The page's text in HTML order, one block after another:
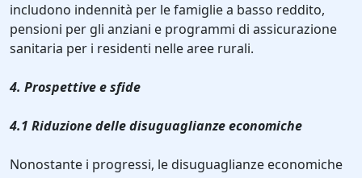
includono indennità per le famiglie a basso reddito,
pensioni per gli anziani e programmi di assicurazione
sanitaria per i residenti nelle aree rurali.
4. Prospettive e sfide
4.1 Riduzione delle disuguaglianze economiche
Nonostante i progressi, le disuguaglianze economiche